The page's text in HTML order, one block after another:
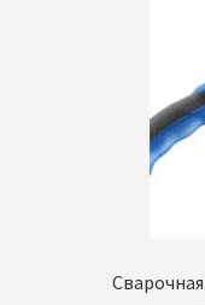
Сварочная